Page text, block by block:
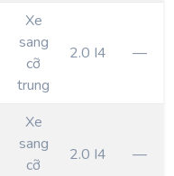
Xe
sang
cỡ
trung
2.0 I4 —
Xe
sang
cỡ
2.0 I4 —